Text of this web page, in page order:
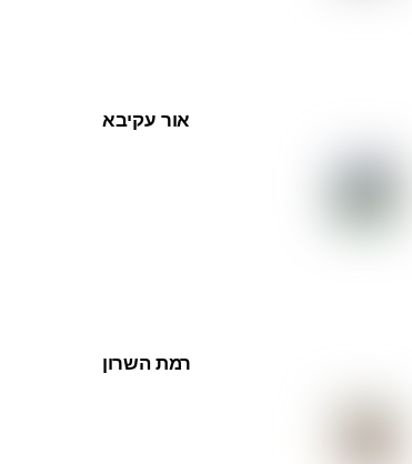
אור עקיבא
רמת השרון